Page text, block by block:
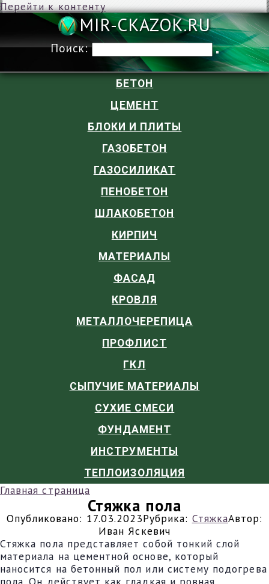
Перейти к контенту
MIR-
Поиск:
БЕТОН
ЦЕМЕНТ
БЛОКИ И ПЛИТЫ
ГАЗОБЕТОН
ГАЗОСИЛИКАТ
ПЕНОБЕТОН
ШЛАКОБЕТОН
КИРПИЧ
МАТЕРИАЛЫ
ФАСАД
КРОВЛЯ
МЕТАЛЛОЧЕРЕПИЦА
ПРОФЛИСТ
ГКЛ
СЫПУЧИЕ МАТЕРИАЛЫ
СУХИЕ СМЕСИ
ФУНДАМЕНТ
ИНСТРУМЕНТЫ
ТЕПЛОИЗОЛЯЦИЯ
Главная страница
Стяжка пола
Опубликовано: 17.03.2023Рубрика: СтяжкаАвтор:
Иван Яскевич
Стяжка пола представляет собой тонкий слой
материала на цементной основе, который
наносится на бетонный пол или систему подогрева